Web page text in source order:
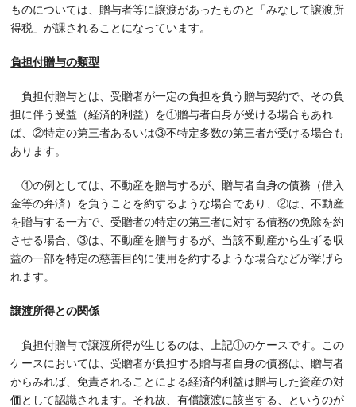
ものについては、贈与者等に譲渡があったものと「みなして譲渡所
得税」が課されることになっています。
負担付贈与の類型
負担付贈与とは、受贈者が一定の負担を負う贈与契約で、その負
担に伴う受益（経済的利益）を①贈与者自身が受ける場合もあれ
ば、②特定の第三者あるいは③不特定多数の第三者が受ける場合も
あります。
①の例としては、不動産を贈与するが、贈与者自身の債務（借入
金等の弁済）を負うことを約するような場合であり、②は、不動産
を贈与する一方で、受贈者の特定の第三者に対する債務の免除を約
させる場合、③は、不動産を贈与するが、当該不動産から生ずる収
益の一部を特定の慈善目的に使用を約するような場合などが挙げら
れます。
譲渡所得との関係
負担付贈与で譲渡所得が生じるのは、上記①のケースです。この
ケースにおいては、受贈者が負担する贈与者自身の債務は、贈与者
からみれば、免責されることによる経済的利益は贈与した資産の対
価として認識されます。それ故、有償譲渡に該当する、というのが